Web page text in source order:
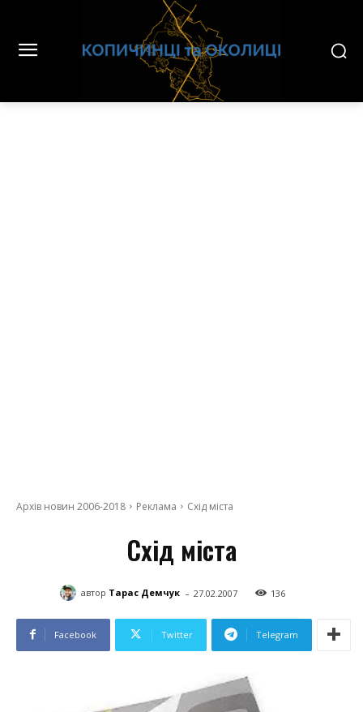
Архів новин 2006-2018 Реклама Схід міста
Схід міста
автор Тарас Демчук - 27.02.2007 136
Facebook Twitter Telegram